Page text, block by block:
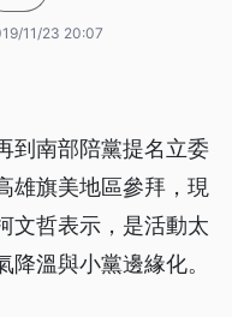
11/23 20:07
到南部陪黨提名立委
雄旗美地區參拜，現
文哲表示，是活動太
溫與小黨邊緣化。